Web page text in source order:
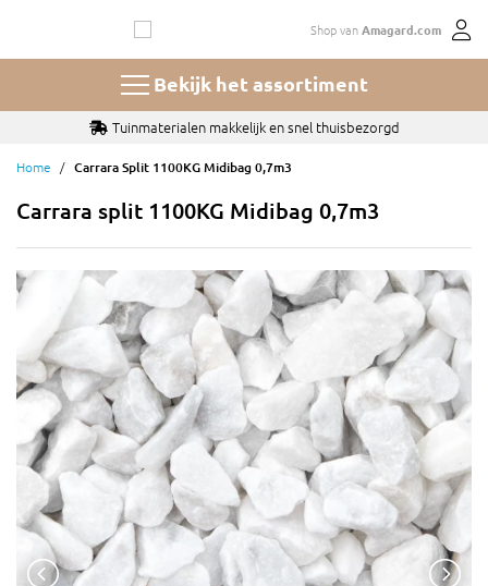
de
Shop vanAmagard.com
Bekijk het assortiment
Tuinmaterialen makkelijk en snel thuisbezorgd
Home Carrara Split 1100KG Midibag 0,7m3
Carrara split 1100KG Midibag 0,7m3